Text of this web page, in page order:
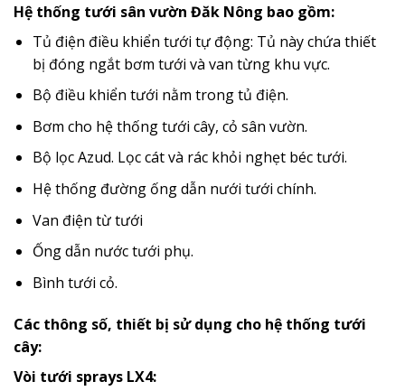
Hệ thống tưới sân vườn Đăk Nông bao gồm:
Tủ điện điều khiển tưới tự động: Tủ này chứa thiết
bị đóng ngắt bơm tưới và van từng khu vực.
Bộ điều khiển tưới nằm trong tủ điện.
Bơm cho hệ thống tưới cây, cỏ sân vườn.
Bộ lọc Azud. Lọc cát và rác khỏi nghẹt béc tưới.
Hệ thống đường ống dẫn nưới tưới chính.
Van điện từ tưới
Ống dẫn nước tưới phụ.
Bình tưới cỏ.
Các thông số, thiết bị sử dụng cho hệ thống tưới
cây:
Vòi tưới sprays LX4: